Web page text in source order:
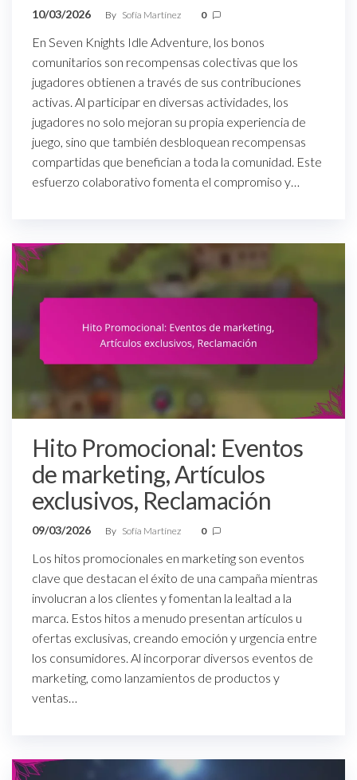
10/03/2026 By Sofía Martínez 0
En Seven Knights Idle Adventure, los bonos
comunitarios son recompensas colectivas que los
jugadores obtienen a través de sus contribuciones
activas. Al participar en diversas actividades, los
jugadores no solo mejoran su propia experiencia de
juego, sino que también desbloquean recompensas
compartidas que benefician a toda la comunidad. Este
esfuerzo colaborativo fomenta el compromiso y…
Hito Promocional: Eventos
de marketing, Artículos
exclusivos, Reclamación
09/03/2026 By Sofía Martínez 0
Los hitos promocionales en marketing son eventos
clave que destacan el éxito de una campaña mientras
involucran a los clientes y fomentan la lealtad a la
marca. Estos hitos a menudo presentan artículos u
ofertas exclusivas, creando emoción y urgencia entre
los consumidores. Al incorporar diversos eventos de
marketing, como lanzamientos de productos y
ventas…